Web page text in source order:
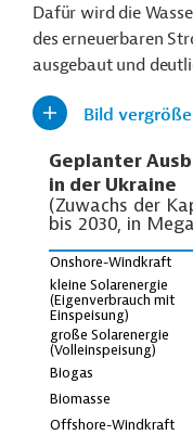
Dafür wird die
des erneuerbaren
ausgebaut und
Bild